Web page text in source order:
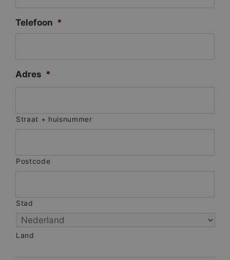
Telefoon *
Adres *
Straat + huisnummer
Postcode
Stad
Land